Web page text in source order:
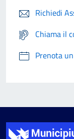
Richiedi
Chiama il
Prenota